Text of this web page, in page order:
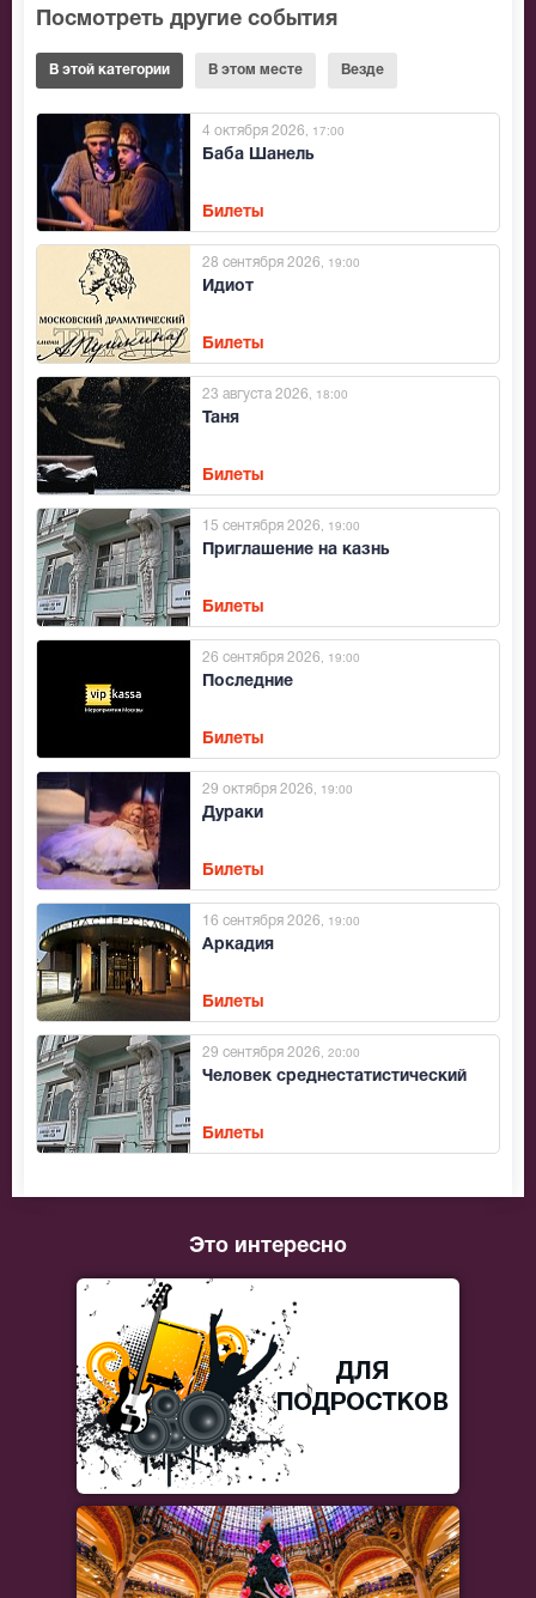
Посмотреть другие события
В этой категории В этом месте Везде
Баба Шанель
4 октября 2026 , 17:00
Билеты
Идиот
28 сентября 2026 , 19:00
Билеты
Таня
23 августа 2026 , 18:00
Билеты
Приглашение на казнь
15 сентября 2026 , 19:00
Билеты
Последние
26 сентября 2026 , 19:00
Билеты
Дураки
29 октября 2026 , 19:00
Билеты
Аркадия
16 сентября 2026 , 19:00
Билеты
Человек среднестатистический
29 сентября 2026 , 20:00
Билеты
Это интересно